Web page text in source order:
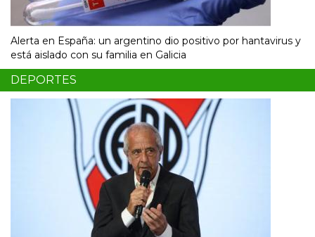
Alerta en España: un argentino dio positivo por hantavirus y
está aislado con su familia en Galicia
DEPORTES